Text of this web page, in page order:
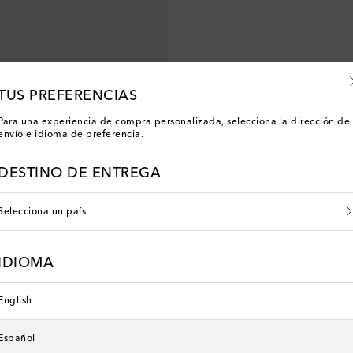
pricede descuento
PREFERENCIAS
Para una experiencia de compra personalizada, selecciona la dirección de
e idioma de preferencia.
DESTINO DE ENTREGA
un país
IDIOMA
English
Español